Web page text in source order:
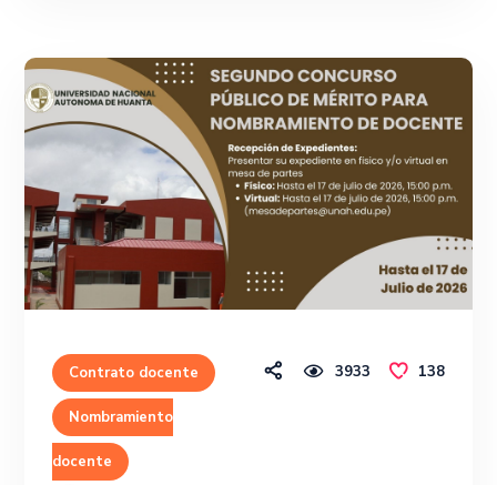
Contrato docente
Nombramiento
docente
3933 138